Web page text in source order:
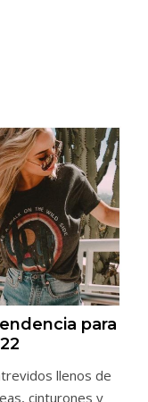
para
llenos de
cinturones y